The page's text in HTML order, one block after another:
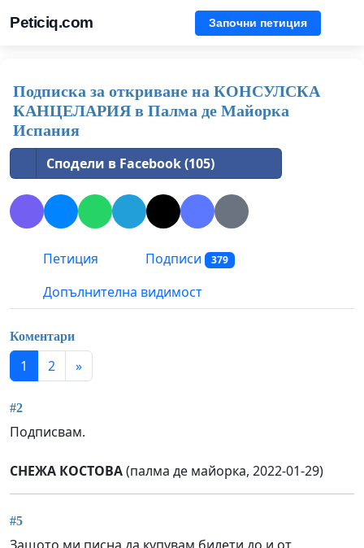
Peticiq.com Започни петиция
Подписка за откриване на КОНСУЛСКА
КАНЦЕЛАРИЯ в Палма де Майорка
Испания
Сподели в Facebook (105)
Петиция Подписи 379
Допълнителна видимост
Коментари
1 2 »
#2
Подписвам.
СНЕЖА КОСТОВА(палма де майорка, 2022-01-29)
#5